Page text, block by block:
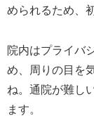
められるため、
院内はプライバ
め、周りの目を
ね。通院が難し
ます。